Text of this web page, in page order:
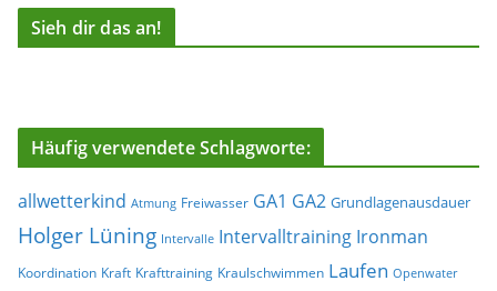
Sieh dir das an!
Häufig verwendete Schlagworte:
allwetterkind Atmung Freiwasser GA1 GA2 Grundlagenausdauer
Holger Lüning Intervalle Intervalltraining Ironman
Koordination Kraft Krafttraining Kraulschwimmen Laufen Openwater